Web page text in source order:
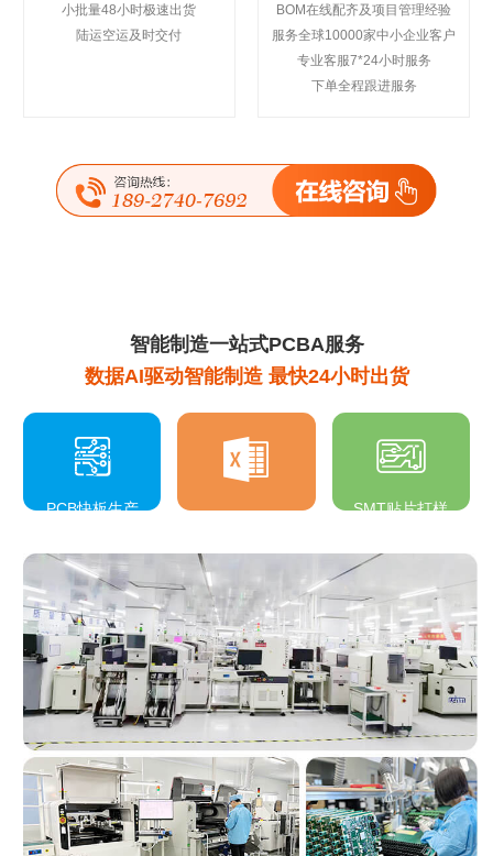
小批量48小时极速出货
陆运空运及时交付
BOM在线配齐及项目管理经验
服务全球10000家中小企业客户
专业客服7*24小时服务
下单全程跟进服务
智能制造一站式PCBA服务
数据AI驱动智能制造 最快24小时出货
PCB快板生产 SMT贴片打样